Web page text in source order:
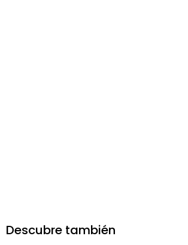
Descubre también